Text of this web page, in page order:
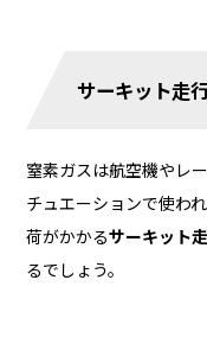
サーキット走
窒素ガスは航空機やレ
チュエーションで使わ
荷がかかるサーキット
るでしょう。